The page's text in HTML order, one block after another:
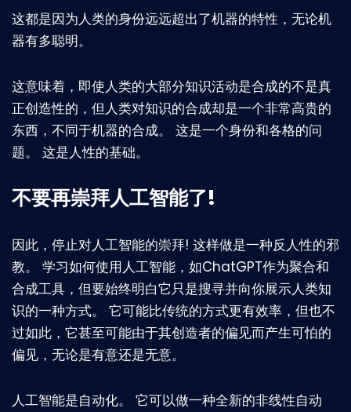
这都是因为人类的身份远远超出了机器的特性，无论机
器有多聪明。
这意味着，即使人类的大部分知识活动是合成的不是真
正创造性的，但人类对知识的合成却是一个非常高贵的
东西，不同于机器的合成。 这是一个身份和各格的问
题。 这是人性的基础。
不要再崇拜人工智能了!
因此，停止对人工智能的崇拜! 这样做是一种反人性的邪
教。 学习如何使用人工智能，如ChatGPT作为聚合和
合成工具，但要始终明白它只是搜寻并向你展示人类知
识的一种方式。 它可能比传统的方式更有效率，但也不
过如此，它甚至可能由于其创造者的偏见而产生可怕的
偏见，无论是有意还是无意。
人工智能是自动化。 它可以做一种全新的非线性自动